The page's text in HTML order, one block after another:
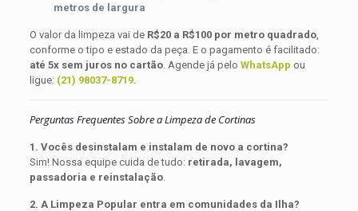
metros de largura
O valor da limpeza vai de R$20 a R$100 por metro quadrado,
conforme o tipo e estado da peça. E o pagamento é facilitado:
até 5x sem juros no cartão. Agende já pelo WhatsApp ou
ligue: (21) 98037-8719.
Perguntas Frequentes Sobre a Limpeza de Cortinas
1. Vocês desinstalam e instalam de novo a cortina?
Sim! Nossa equipe cuida de tudo: retirada, lavagem,
passadoria e reinstalação.
2. A Limpeza Popular entra em comunidades da Ilha?